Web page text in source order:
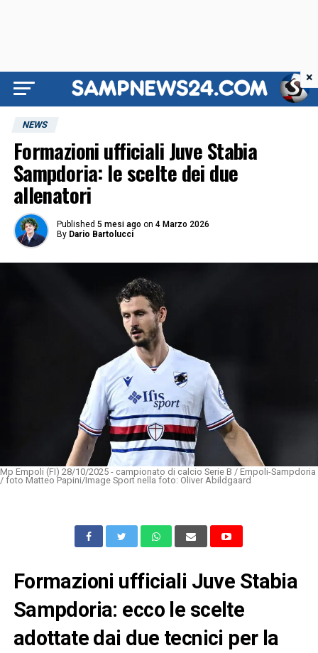
NEWS
Formazioni ufficiali Juve Stabia
Sampdoria: le scelte dei due
allenatori
Published 5 mesi ago on 4 Marzo 2026
By Dario Bartolucci
Mp Empoli (FI) 28/10/2025 - campionato di calcio Serie B / Empoli-Sampdoria
/ foto Matteo Papini/Image Sport nella foto: Oliver Abildgaard
Formazioni ufficiali Juve Stabia
Sampdoria: ecco le scelte
adottate dai due tecnici per la
×